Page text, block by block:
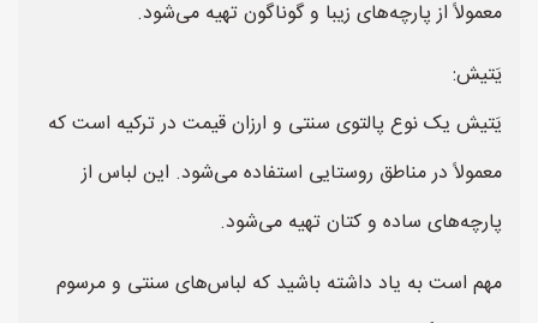
معمولاً از پارچه‌های زیبا و گوناگون تهیه می‌شود.
يَتيش:
یَتيش یک نوع پالتوی سنتی و ارزان قیمت در ترکیه است که
معمولاً در مناطق روستایی استفاده می‌شود. این لباس از
پارچه‌های ساده و کتان تهیه می‌شود.
مهم است به یاد داشته باشید که لباس‌های سنتی و مرسوم